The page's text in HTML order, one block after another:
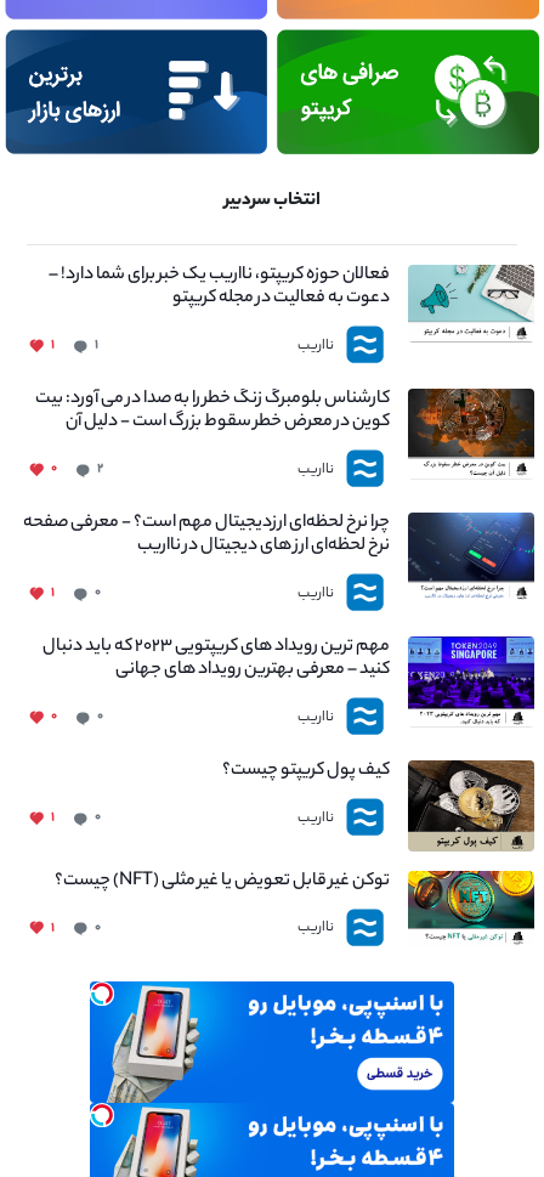
انتخاب سردبیر
فعالان حوزه کریپتو، نااریب یک خبر برای شما دارد! –
دعوت به فعالیت در مجله کریپتو
نااریب ۱ ۱
کارشناس بلومبرگ زنگ خطر را به صدا در می آورد: بیت
کوین در معرض خطر سقوط بزرگ است - دلیل آن
چیست؟
نااریب ۲ ۰
چرا نرخ لحظه‌ای ارزدیجیتال مهم است؟ - معرفی صفحه
نرخ لحظه‌ای ارز های دیجیتال در نااریب
نااریب ۰ ۱
مهم ترین رویداد های کریپتویی ۲۰۲۳ که باید دنبال
کنید – معرفی بهترین رویداد های جهانی
نااریب ۰ ۰
کیف پول کریپتو چیست؟
نااریب ۰ ۱
توکن غیر قابل تعویض یا غیر مثلی (NFT) چیست؟
نااریب ۰ ۱